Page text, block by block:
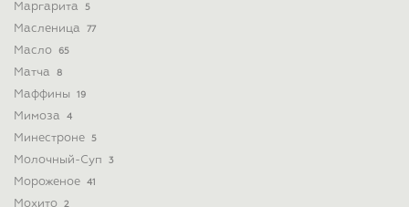
Маргарита 5
Масленица 77
Масло 65
Матча 8
Маффины 19
Мимоза 4
Минестроне 5
Молочный-Суп 3
Мороженое 41
Мохито 2